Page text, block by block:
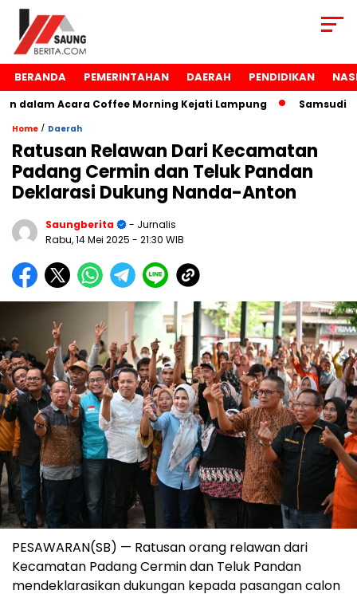
BERANDA PEMERINTAHAN DAERAH PENDIDIKAN
dalam Acara Coffee Morning Kejati Lampung Samsudin
Home / Daerah
Ratusan Relawan Dari Kecamatan
Padang Cermin dan Teluk Pandan
Deklarasi Dukung Nanda-Anton
Saungberita
- Jurnalis
Rabu, 14 Mei 2025 - 21:30 WIB
PESAWARAN(SB) — Ratusan orang relawan dari
Kecamatan Padang Cermin dan Teluk Pandan
mendeklarasikan dukungan kepada pasangan calon